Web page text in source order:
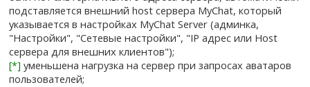
подставляется внешний host сервера MyChat, который
указывается в настройках MyChat Server (админка,
"Настройки", "Сетевые настройки", "IP адрес или Host
сервера для внешних клиентов");
[*] уменьшена нагрузка на сервер при запросах аватаров
пользователей;